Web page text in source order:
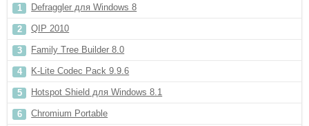
Defraggler для Windows 8
QIP 2010
Family Tree Builder 8.0
K-Lite Codec Pack 9.9.6
Hotspot Shield для Windows 8.1
Chromium Portable